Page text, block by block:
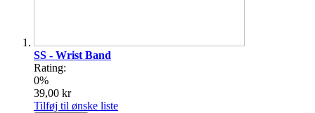
SS - Wrist Band
Rating:
0%
39,00 kr
Tilføj til ønske liste